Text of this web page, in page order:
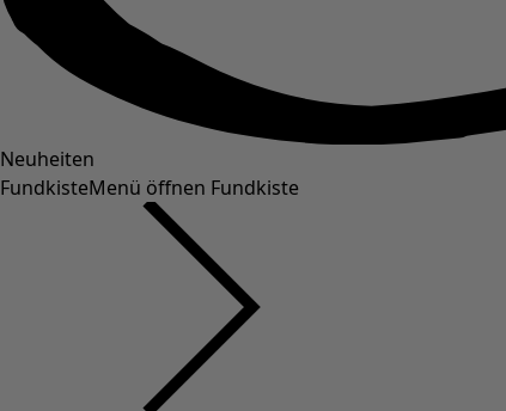
Neuheiten
FundkisteMenü öffnen Fundkiste